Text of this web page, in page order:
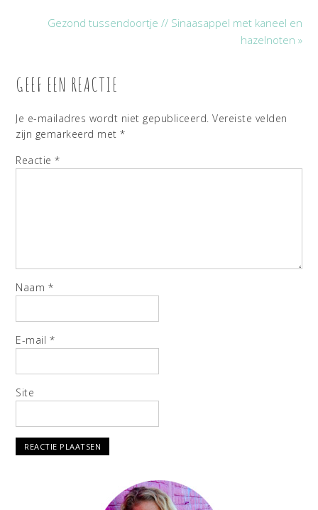
Gezond tussendoortje // Sinaasappel met kaneel en
hazelnoten »
GEEF EEN REACTIE
Je e-mailadres wordt niet gepubliceerd. Vereiste velden
zijn gemarkeerd met*
Reactie*
Naam *
E-mail *
Site